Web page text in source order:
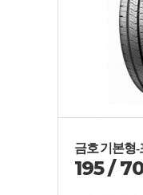
금호 기본형-
195/70